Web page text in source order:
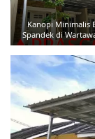
Kanopi Minimalis
Spandek di